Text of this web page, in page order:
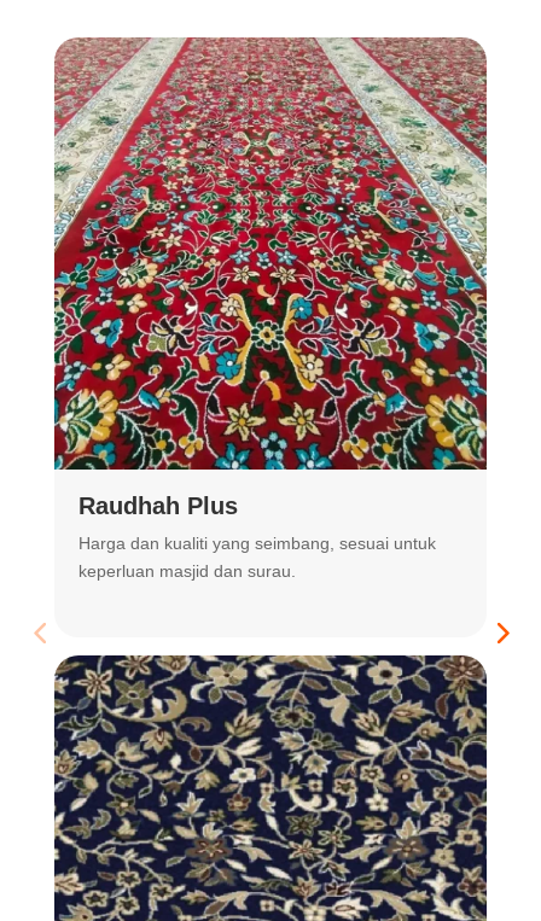
Raudhah Plus
Harga dan kualiti yang seimbang, sesuai untuk
keperluan masjid dan surau.